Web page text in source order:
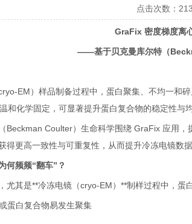
点击次数：
GraFix 密度梯度离
——基于贝克曼库尔特（
EM）样品制备过程中，蛋白聚集、不均一和
温和化学固定，可显著提升蛋白复合物的稳定性与
Beckman Coulter）生命科学围绕 GraFix 应用，
得更高一致性与可重复性，从而提升冷冻电镜数
何频频“翻车”？
尤其是**冷冻电镜（cryo-EM） **制样过程中，蛋
蛋白复合物易发生聚集